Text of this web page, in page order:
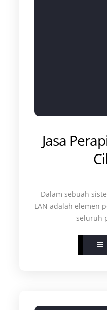
Jasa
Dalam sebuah
LAN adalah elemen
seluruh